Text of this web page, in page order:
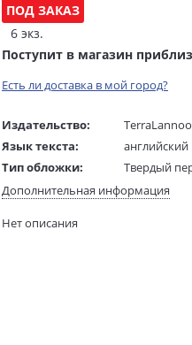
ПОД ЗАКАЗ
6 экз.
Поступит в магазин
Есть ли доставка в мой город?
Издательство:
TerraLannoo
Язык текста:
английский
Тип обложки:
Твердый
Размеры в мм
248x178x23
Вес:
Дополнительная информация
Нет описания